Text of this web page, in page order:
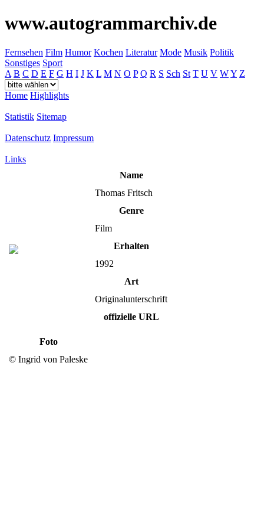
www.autogrammarchiv.de
Fernsehen Film Humor Kochen Literatur Mode Musik Politik
Sonstiges Sport
A B C D E F G H I J K L M N O P Q R S Sch St T U V WY Z
Home Highlights
Statistik Sitemap
Datenschutz Impressum
Links
Name
Thomas Fritsch
Genre
Film
Erhalten
1992
Art
Originalunterschrift
offizielle URL
Foto
© Ingrid von Paleske